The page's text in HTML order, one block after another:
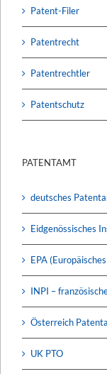
Patent-Filer
Patentrecht
Patentrechtler
Patentschutz
PATENTAMT
deutsches
Eidgenössisches
EPA
INPI –
Österreich
UK PTO